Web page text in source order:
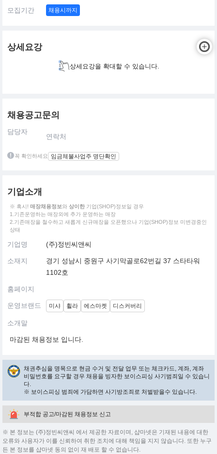
모집기간 채용시까지
상세요강
상세요강을 확대할 수 있습니다.
채용공고문의
담당자
연락처
꼭 확인하세요 임금체불사업주 명단확인
기업소개
※ 혹시! 매장채용정보와 상이한 기업(SHOP)정보일 경우
1.기존운영하는 매장외에 추가 운영하는 매장
2.기존매장을 철수하고 새롭게 신규매장을 오픈했으나 기업(SHOP)정보 미변경중인
상태
기업명 (주)정빈씨앤씨
소재지
경기 성남시 중원구 사기막골로62번길 37 스타타워
1102호
홈페이지
운영브랜드 미샤 휠라 에스마켓 디스커버리
소개말
마감된 채용정보 입니다.
채권추심을 명목으로 현금 수거 및 전달 업무 또는 체크카드, 계좌, 계좌
비밀번호를 요구할 경우 채용을 빙자한 보이스피싱 사기범죄일 수 있습니
다.
※ 보이스피싱 범죄에 가담하면 사기방조죄로 처벌받을수 있습니다.
부적합 공고/마감된 채용정보 신고
※ 본 정보는 (주)정빈씨앤씨 에서 제공한 자료이며, 샵마넷은 기재된 내용에 대한
오류와 사용자가 이를 신뢰하여 취한 조치에 대해 책임을 지지 않습니다. 또한 누구
든 본 정보를 샵마넷 동의 없이 재 배포 할 수 없습니다.